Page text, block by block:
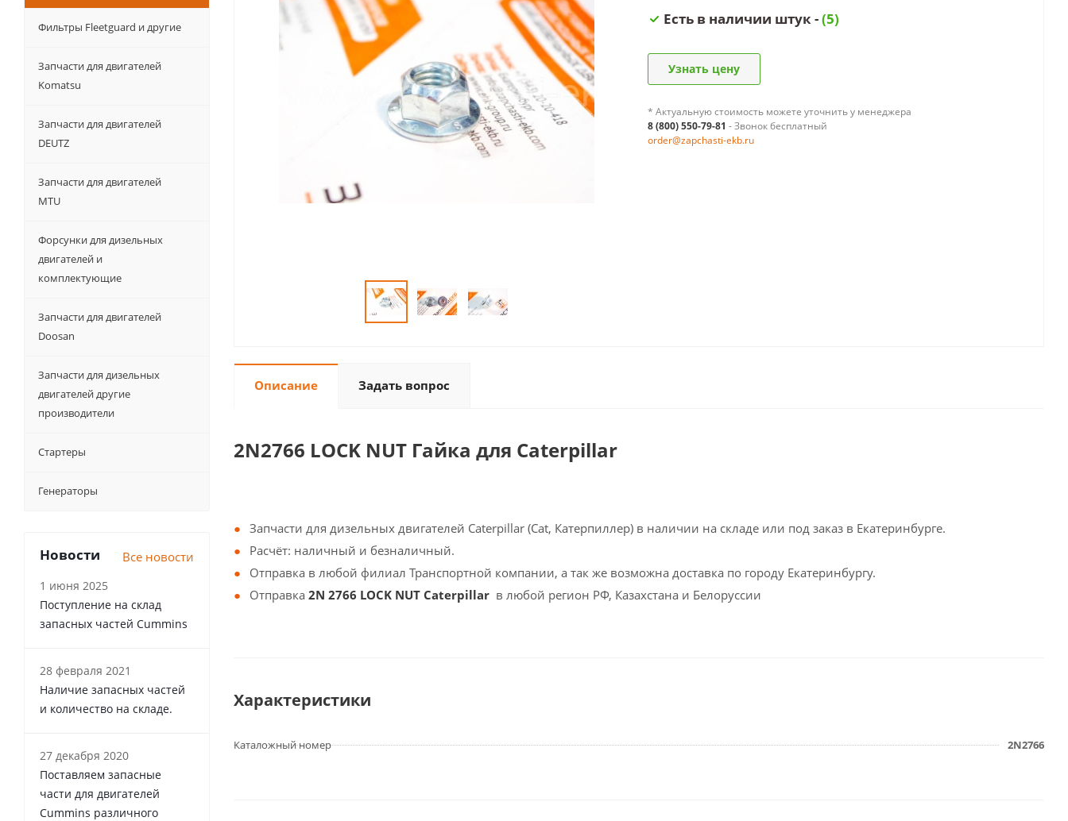
Есть в наличии штук -(5)
Узнать цену
* Актуальную стоимость можете уточнить у менеджера
8 (800) 550-79-81 - Звонок бесплатный
order@zapchasti-ekb.ru
Описание Задать вопрос
2N2766 LOCK NUT Гайка для Caterpillar
Запчасти для дизельных двигателей Caterpillar (Cat, Катерпиллер) в наличии на складе или под заказ в Екатеринбурге.
Расчёт: наличный и безналичный.
Отправка в любой филиал Транспортной компании, а так же возможна доставка по городу Екатеринбургу.
Отправка 2N 2766 LOCK NUT Caterpillar в любой регион РФ, Казахстана и Белоруссии
Характеристики
Каталожный номер 2N2766
Фильтры Fleetguard и другие
Запчасти для двигателей
Komatsu
Запчасти для двигателей
DEUTZ
Запчасти для двигателей
MTU
Форсунки для дизельных
двигателей и
комплектующие
Запчасти для двигателей
Doosan
Запчасти для дизельных
двигателей другие
производители
Стартеры
Генераторы
Новости Все новости
1 июня 2025
Поступление на склад
запасных частей Cummins
28 февраля 2021
Наличие запасных частей
и количество на складе.
27 декабря 2020
Поставляем запасные
части для двигателей
Cummins различного